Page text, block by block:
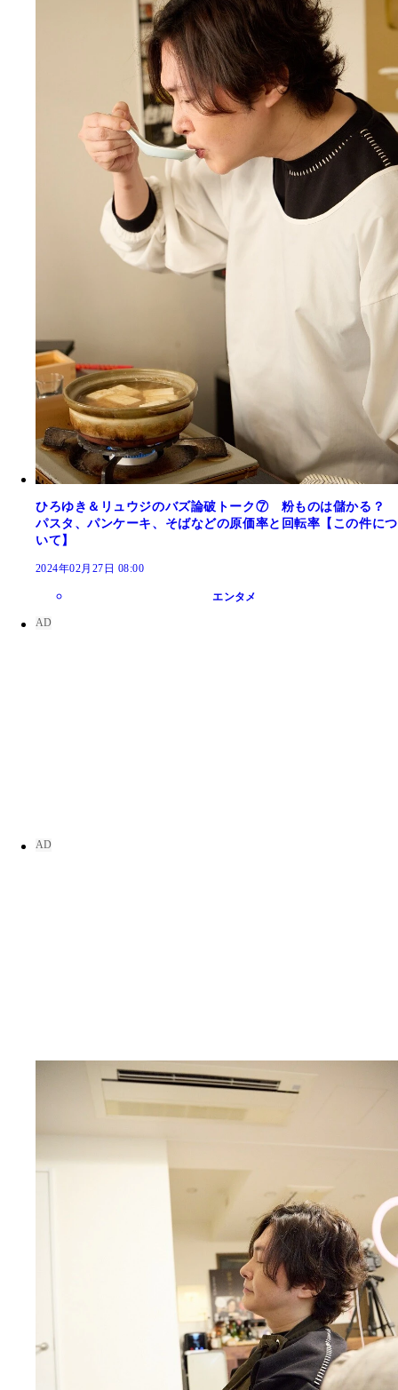
ひろゆき＆リュウジのバズ論破トーク⑦ 粉ものは儲かる？
パスタ、パンケーキ、そばなどの原価率と回転率【この件につ
いて】
2024年02月27日 08:00
エンタメ